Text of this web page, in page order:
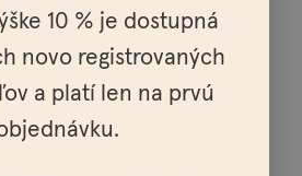
10 % je dostupná
novo registrovaných
a platí len na prvú
v esenciálnych olejoch